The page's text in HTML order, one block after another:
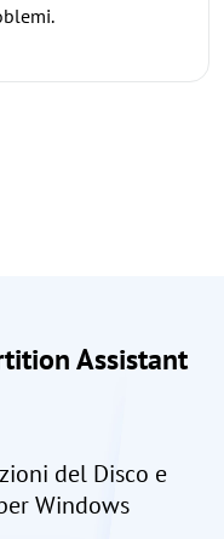
Assistant
del Disco e
Windows